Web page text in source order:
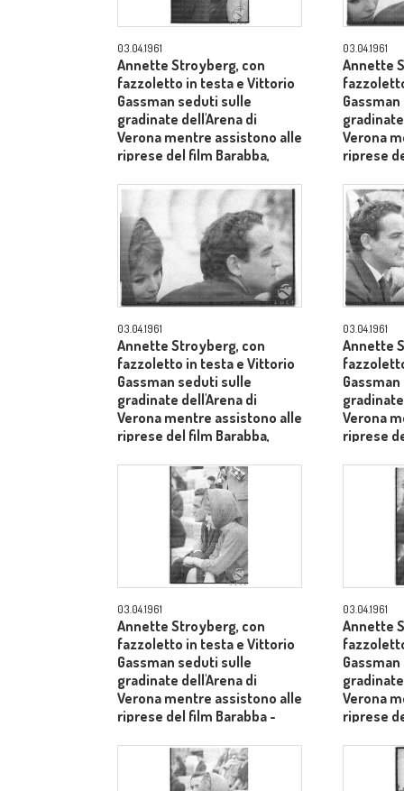
03.04.1961
Annette Stroyberg, con
fazzoletto in testa e Vittorio
Gassman seduti sulle
gradinate dell'Arena di
Verona mentre assistono alle
riprese del film Barabba,
Laurentiis - piano medio
03.04.1961
Annette
Verona
riprese
03.04.1961
Annette Stroyberg, con
fazzoletto in testa e Vittorio
Gassman seduti sulle
gradinate dell'Arena di
Verona mentre assistono alle
riprese del film Barabba,
Laurentiis - primo piano
03.04.1961
Annette
Verona
riprese
03.04.1961
Annette Stroyberg, con
fazzoletto in testa e Vittorio
Gassman seduti sulle
gradinate dell'Arena di
Verona mentre assistono alle
riprese del film Barabba -
03.04.1961
Annette
Verona
riprese